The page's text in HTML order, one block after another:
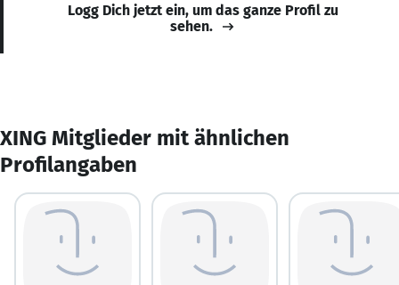
Logg Dich jetzt ein, um das ganze Profil zu
sehen.
XING Mitglieder mit ähnlichen
Profilangaben